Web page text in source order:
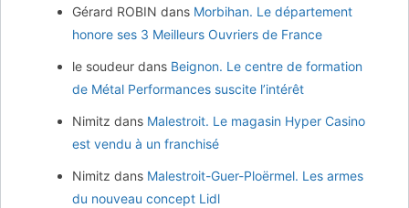
Gérard ROBIN dans Morbihan. Le département
honore ses 3 Meilleurs Ouvriers de France
le soudeur dans Beignon. Le centre de formation
de Métal Performances suscite l’intérêt
Nimitz dans Malestroit. Le magasin Hyper Casino
est vendu à un franchisé
Nimitz dans Malestroit-Guer-Ploërmel. Les armes
du nouveau concept Lidl